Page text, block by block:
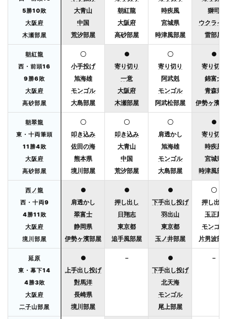
5勝10敗
大阪府
木瀬部屋
大青山
中国
荒汐部屋
朝紅龍
大阪府
高砂部屋
時疾風
宮城県
時津風部屋
獅司
ウクライ
雷部屋
朝紅龍
西・前頭16
9勝6敗
大阪府
高砂部屋
〇
小手投げ
旭海雄
モンゴル
大島部屋
●
寄り切り
一意
大阪府
木瀬部屋
〇
寄り切り
阿武剋
モンゴル
阿武松部屋
●
寄り切り
錦富士
青森県
伊勢ヶ濱
朝翠龍
東・十両筆頭
11勝4敗
大阪府
高砂部屋
〇
叩き込み
佐田の海
熊本県
境川部屋
〇
叩き込み
大青山
中国
荒汐部屋
〇
肩透かし
旭海雄
モンゴル
大島部屋
●
寄り切り
時疾風
宮城県
時津風部
西ノ龍
西・十両9
4勝11敗
大阪府
境川部屋
●
肩透かし
翠富士
静岡県
伊勢ヶ濱部屋
●
押し出し
日翔志
東京都
追手風部屋
●
下手出し投げ
羽出山
東京都
玉ノ井部屋
〇
押し出し
玉正鳳
モンゴル
片男波部
延原
東・幕下14
4勝3敗
大阪府
二子山部屋
●
上手出し投げ
對馬洋
長崎県
境川部屋
－
●
下手出し投げ
北天海
モンゴル
尾上部屋
－